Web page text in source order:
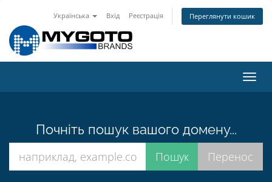
Українська Вхід Реєстрація Переглянути кошик
Почніть пошук вашого домену...